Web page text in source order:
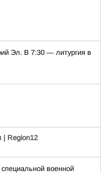
Эл. В 7:30 — литургия в
| Region12
военной